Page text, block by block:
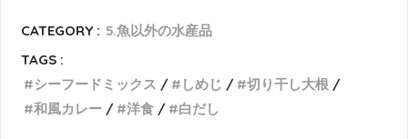
CATEGORY : 5.魚以外の水産品
TAGS :
シーフードミックス
しめじ
切り干し大根
和風カレー
洋食 白だし